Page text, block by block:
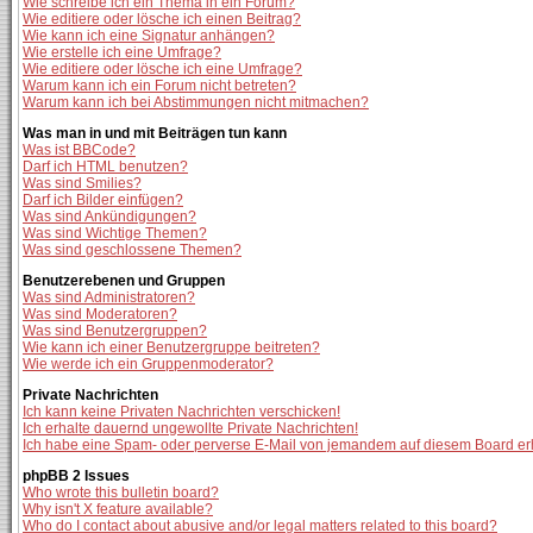
Wie editiere oder lösche ich einen Beitrag?
Wie kann ich eine Signatur anhängen?
Wie erstelle ich eine Umfrage?
Wie editiere oder lösche ich eine Umfrage?
Warum kann ich ein Forum nicht betreten?
Warum kann ich bei Abstimmungen nicht mitmachen?
Was man in und mit Beiträgen tun kann
Was ist BBCode?
Darf ich HTML benutzen?
Was sind Smilies?
Darf ich Bilder einfügen?
Was sind Ankündigungen?
Was sind Wichtige Themen?
Was sind geschlossene Themen?
Benutzerebenen und Gruppen
Was sind Administratoren?
Was sind Moderatoren?
Was sind Benutzergruppen?
Wie kann ich einer Benutzergruppe beitreten?
Wie werde ich ein Gruppenmoderator?
Private Nachrichten
Ich kann keine Privaten Nachrichten verschicken!
Ich erhalte dauernd ungewollte Private Nachrichten!
Ich habe eine Spam- oder perverse E-Mail von jemandem auf diesem Board
phpBB 2 Issues
Who wrote this bulletin board?
Why isn't X feature available?
Who do I contact about abusive and/or legal matters related to this board?